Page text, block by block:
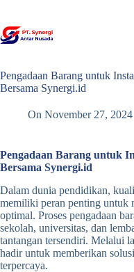
content
Pengadaan Barang untuk
Bersama Synergi.id
On November 27, 2024
Pengadaan Barang untuk
Bersama Synergi.id
Dalam dunia pendidikan,
memiliki peran penting untuk
optimal. Proses pengadaan
sekolah, universitas, dan
tantangan tersendiri. Melalui
hadir untuk memberikan
terpercaya.